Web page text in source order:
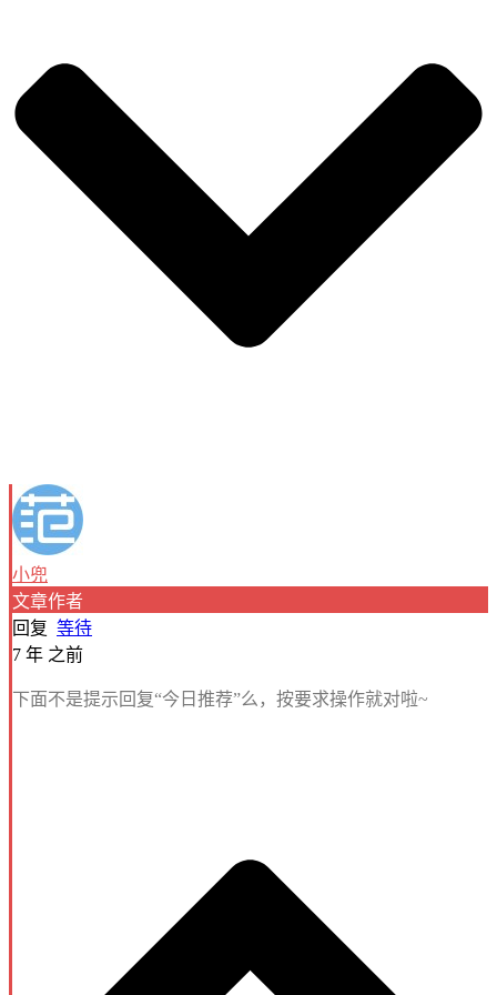
小兜
文章作者
回复 等待
7 年 之前
下面不是提示回复“今日推荐”么，按要求操作就对啦~